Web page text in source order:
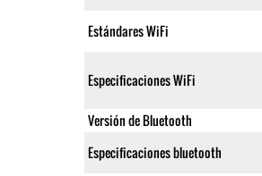
Estándares WiFi
Especificaciones WiFi
Versión de Bluetooth
Especificaciones bluetooth